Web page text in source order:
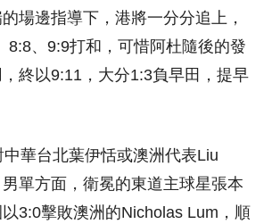
場邊指導下，港將一分分追上，
8:8、9:9打和，可惜阿杜隨後的發
終以9:11，大分1:3負早田，提早
華台北葉伊恬或澳洲代表Liu
單方面，衛冕的東道主球星張本
3:0擊敗澳洲的Nicholas Lum，順